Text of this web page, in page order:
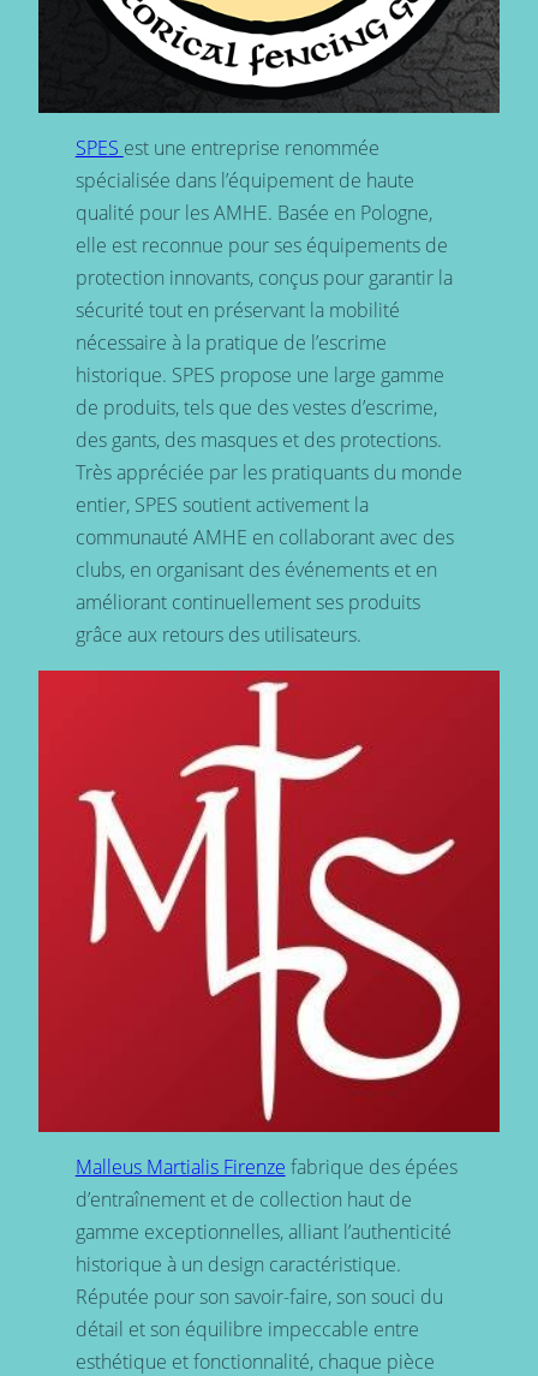
SPES est une entreprise renommée
spécialisée dans l’équipement de haute
qualité pour les AMHE. Basée en Pologne,
elle est reconnue pour ses équipements de
protection innovants, conçus pour garantir la
sécurité tout en préservant la mobilité
nécessaire à la pratique de l’escrime
historique. SPES propose une large gamme
de produits, tels que des vestes d’escrime,
des gants, des masques et des protections.
Très appréciée par les pratiquants du monde
entier, SPES soutient activement la
communauté AMHE en collaborant avec des
clubs, en organisant des événements et en
améliorant continuellement ses produits
grâce aux retours des utilisateurs.
Malleus Martialis Firenze fabrique des épées
d’entraînement et de collection haut de
gamme exceptionnelles, alliant l’authenticité
historique à un design caractéristique.
Réputée pour son savoir-faire, son souci du
détail et son équilibre impeccable entre
esthétique et fonctionnalité, chaque pièce